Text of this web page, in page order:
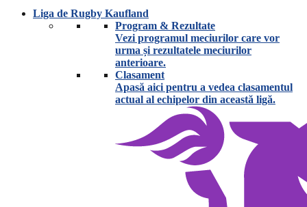
Liga de Rugby Kaufland
Program & Rezultate
Vezi programul meciurilor care vor
urma și rezultatele meciurilor
anterioare.
Clasament
Apasă aici pentru a vedea clasamentul
actual al echipelor din această ligă.